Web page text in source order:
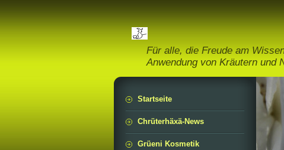
Für alle, die Freude am
Anwendung von Kräutern und
Startseite
Chrüterhäxä-News
Grüeni Kosmetik